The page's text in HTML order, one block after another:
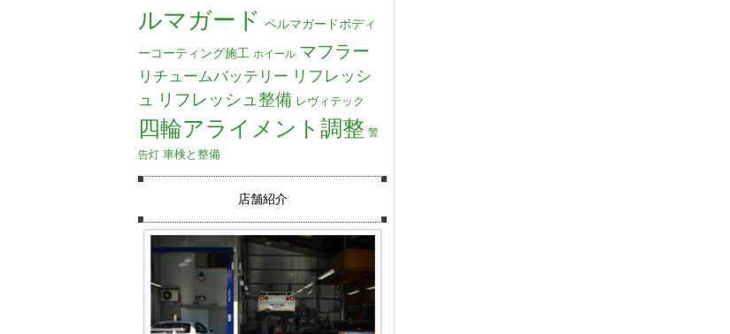
ルマガード ペルマガードボディ
ーコーティング施工 ホイール マフラー
リチュームバッテリー リフレッシ
ュ
リフレッシュ整備 レヴィテック
四輪アライメント調整 警
告灯 車検と整備
店舗紹介